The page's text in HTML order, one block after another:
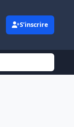
S’inscrire